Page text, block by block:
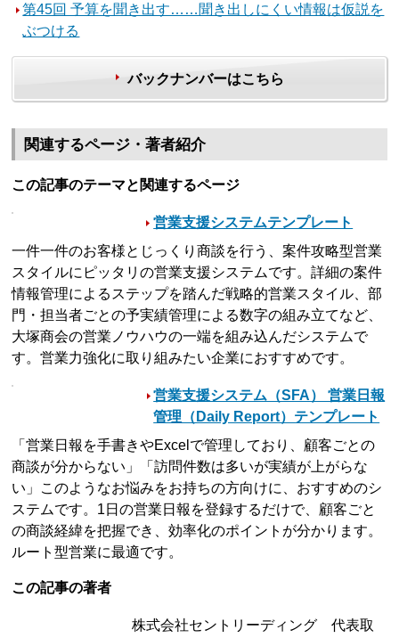
第45回 予算を聞き出す……聞き出しにくい情報は仮説を
ぶつける
バックナンバーはこちら
関連するページ・著者紹介
この記事のテーマと関連するページ
営業支援システムテンプレート
一件一件のお客様とじっくり商談を行う、案件攻略型営業
スタイルにピッタリの営業支援システムです。詳細の案件
情報管理によるステップを踏んだ戦略的営業スタイル、部
門・担当者ごとの予実績管理による数字の組み立てなど、
大塚商会の営業ノウハウの一端を組み込んだシステムで
す。営業力強化に取り組みたい企業におすすめです。
営業支援システム（SFA） 営業日報
管理（Daily Report）テンプレート
「営業日報を手書きやExcelで管理しており、顧客ごとの
商談が分からない」「訪問件数は多いが実績が上がらな
い」このようなお悩みをお持ちの方向けに、おすすめのシ
ステムです。1日の営業日報を登録するだけで、顧客ごと
の商談経緯を把握でき、効率化のポイントが分かります。
ルート型営業に最適です。
この記事の著者
株式会社セントリーディング 代表取